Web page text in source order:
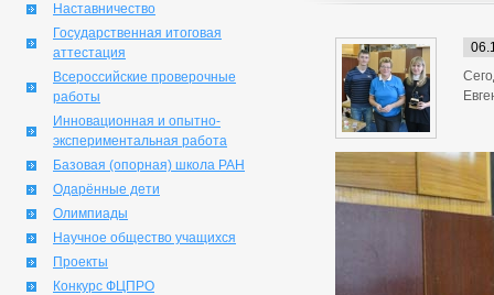
Наставничество
Государственная итоговая
аттестация
Всероссийские проверочные
работы
Инновационная и опытно-
экспериментальная работа
Базовая (опорная) школа РАН
Одарённые дети
Олимпиады
Научное общество учащихся
Проекты
Конкурс ФЦПРО